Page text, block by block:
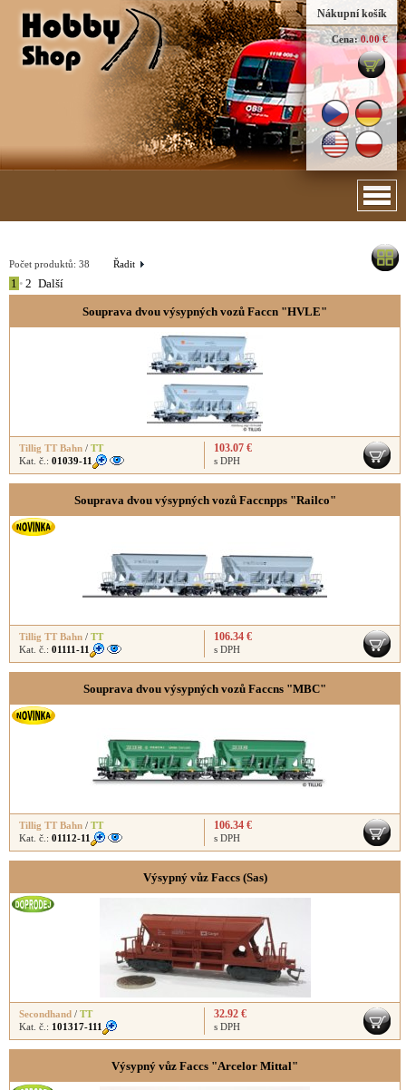
Nákupní košík
Cena: 0.00 €
Řadit
Počet produktů: 38
1 • 2 Další
Souprava dvou výsypných vozů Faccn "HVLE"
Tillig TT Bahn / TT
Kat. č.: 01039-11
103.07 €
s DPH
Souprava dvou výsypných vozů Faccnpps "Railco"
Tillig TT Bahn / TT
Kat. č.: 01111-11
106.34 €
s DPH
Souprava dvou výsypných vozů Faccns "MBC"
Tillig TT Bahn / TT
Kat. č.: 01112-11
106.34 €
s DPH
Výsypný vůz Faccs (Sas)
Secondhand / TT
Kat. č.: 101317-111
32.92 €
s DPH
Výsypný vůz Faccs "Arcelor Mittal"